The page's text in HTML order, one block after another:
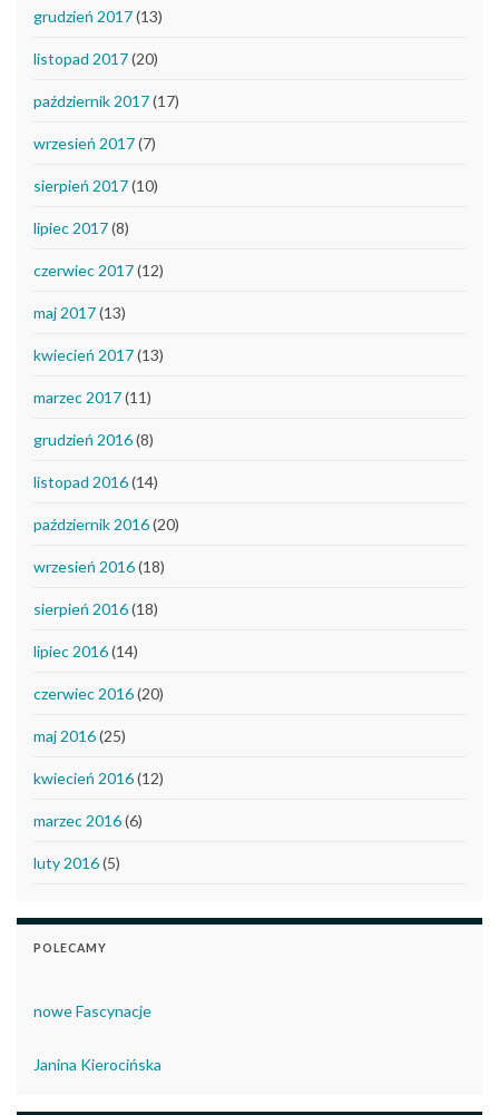
grudzień 2017(13)
listopad 2017(20)
październik 2017(17)
wrzesień 2017(7)
sierpień 2017(10)
lipiec 2017(8)
czerwiec 2017(12)
maj 2017(13)
kwiecień 2017(13)
marzec 2017(11)
grudzień 2016(8)
listopad 2016(14)
październik 2016(20)
wrzesień 2016(18)
sierpień 2016(18)
lipiec 2016(14)
czerwiec 2016(20)
maj 2016(25)
kwiecień 2016(12)
marzec 2016(6)
luty 2016(5)
POLECAMY
nowe Fascynacje
Janina Kierocińska